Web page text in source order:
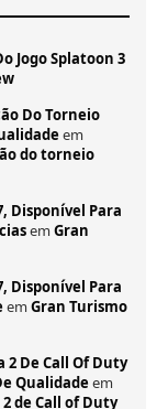
Jogo Splatoon 3
Do Torneio
em
do torneio
Disponível Para
em Gran
Disponível Para
em Gran Turismo
2 De Call Of Duty
Qualidade em
de Call of Duty